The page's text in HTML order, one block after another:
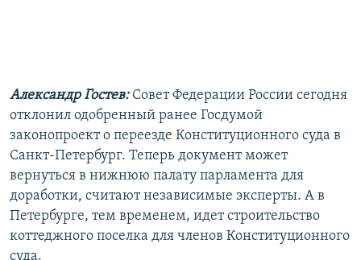
Все сайты РСЕ/РС
Александр Гостев: Совет Федерации России сегодня
отклонил одобренный ранее Госдумой
законопроект о переезде Конституционного суда в
Санкт-Петербург. Теперь документ может
вернуться в нижнюю палату парламента для
доработки, считают независимые эксперты. А в
Петербурге, тем временем, идет строительство
коттеджного поселка для членов Конституционного
суда.